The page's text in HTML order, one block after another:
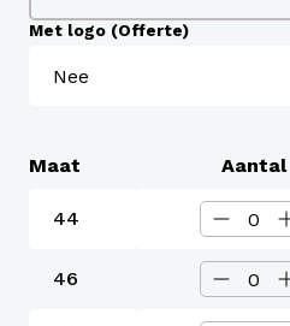
Met logo (Offerte)
Maat Aantal
44
46